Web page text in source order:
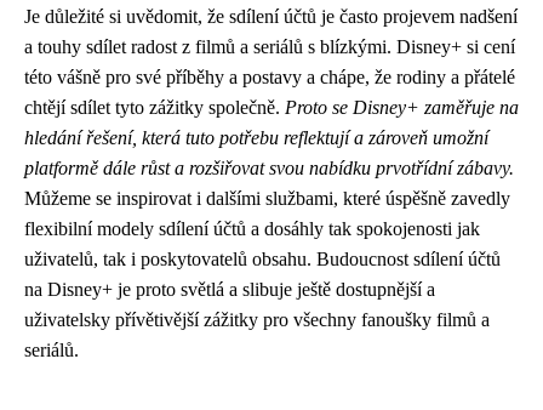
Je důležité si uvědomit, že sdílení účtů je často projevem nadšení
a touhy sdílet radost z filmů a seriálů s blízkými. Disney+ si cení
této vášně pro své příběhy a postavy a chápe, že rodiny a přátelé
chtějí sdílet tyto zážitky společně. Proto se Disney+ zaměřuje na
hledání řešení, která tuto potřebu reflektují a zároveň umožní
platformě dále růst a rozšiřovat svou nabídku prvotřídní zábavy.
Můžeme se inspirovat i dalšími službami, které úspěšně zavedly
flexibilní modely sdílení účtů a dosáhly tak spokojenosti jak
uživatelů, tak i poskytovatelů obsahu. Budoucnost sdílení účtů
na Disney+ je proto světlá a slibuje ještě dostupnější a
uživatelsky přívětivější zážitky pro všechny fanoušky filmů a
seriálů.